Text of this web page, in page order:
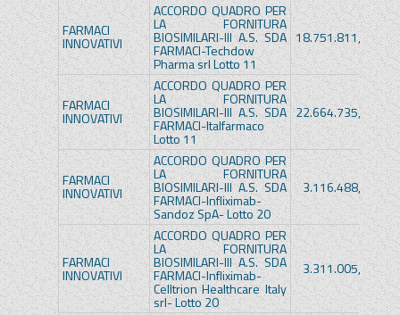
FARMACI
INNOVATIVI
ACCORDO QUADRO PER
LA FORNITURA
BIOSIMILARI-III A.S. SDA
FARMACI-Techdow
Pharma srl Lotto 11
18.751.811,39€
FARMACI
INNOVATIVI
ACCORDO QUADRO PER
LA FORNITURA
BIOSIMILARI-III A.S. SDA
FARMACI-Italfarmaco
Lotto 11
22.664.735,80€
FARMACI
INNOVATIVI
ACCORDO QUADRO PER
LA FORNITURA
BIOSIMILARI-III A.S. SDA
FARMACI-Infliximab-
Sandoz SpA- Lotto 20
3.116.488,50€
FARMACI
INNOVATIVI
ACCORDO QUADRO PER
LA FORNITURA
BIOSIMILARI-III A.S. SDA
FARMACI-Infliximab-
Celltrion Healthcare Italy
srl- Lotto 20
3.311.005,56€